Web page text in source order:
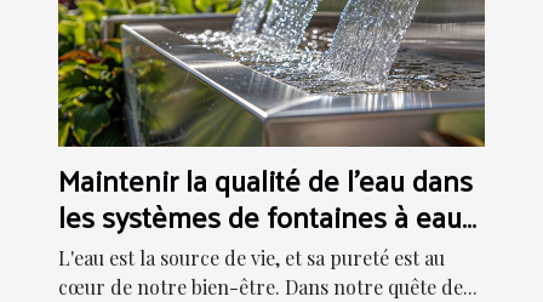
Maintenir la qualité de l'eau dans
les systèmes de fontaines à eau
modernes
L'eau est la source de vie, et sa pureté est au
cœur de notre bien-être. Dans notre quête de...